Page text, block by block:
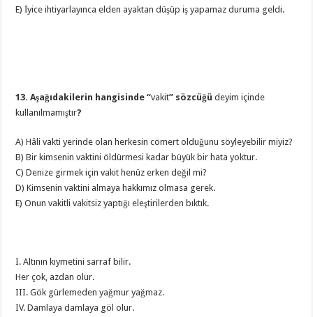
E) İyice ihtiyarlayınca elden ayaktan düşüp iş yapamaz duruma geldi.
13. Aşağıdakilerin hangisinde “vakit” sözcüğü deyim içinde
kullanılmamıştır?
A) Hâli vakti yerinde olan herkesin cömert olduğunu söyleyebilir miyiz?
B) Bir kimsenin vaktini öldürmesi kadar büyük bir hata yoktur.
C) Denize girmek için vakit henüz erken değil mi?
D) Kimsenin vaktini almaya hakkımız olmasa gerek.
E) Onun vakitli vakitsiz yaptığı eleştirilerden bıktık.
I. Altının kıymetini sarraf bilir.
Her çok, azdan olur.
III. Gök gürlemeden yağmur yağmaz.
IV. Damlaya damlaya göl olur.